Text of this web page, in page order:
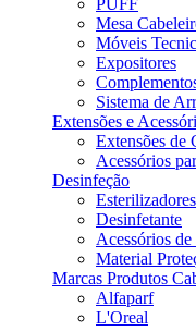
PUFF
Mesa
Móveis
Expositores
Sistema de
Extensões e
Extensões de
Acessórios
Desinfeção
Esterilizadores
Desinfetante
Acessórios
Material
Marcas Produtos
Alfaparf
L'Oreal